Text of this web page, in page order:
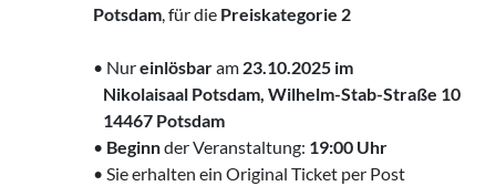
Potsdam, für die Preiskategorie 2
• Nureinlösbaram 23.10.2025 im
‌ Nikolaisaal Potsdam, Wilhelm-Stab-Straße 10
‌ 14467 Potsdam
• Beginnder Veranstaltung: 19:00 Uhr
• Sie erhalten ein Original Ticket per Post